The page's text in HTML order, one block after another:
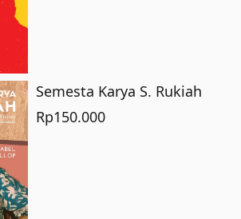
Semesta Karya S. Rukiah
Rp150.000